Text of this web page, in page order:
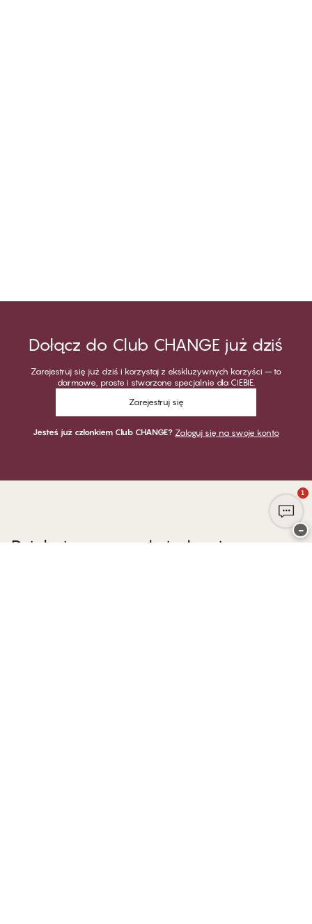
Dołącz do Club CHANGE już dziś
Zarejestruj się już dziś i korzystaj z ekskluzywnych korzyści – to
darmowe, proste i stworzone specjalnie dla CIEBIE.
Zarejestruj się
Jesteś już członkiem Club CHANGE? Zaloguj się na swoje konto
Dziękujemy za odwiedzenie
1
−